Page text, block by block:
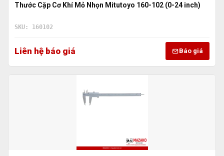
Thước Cặp Cơ Khí Mỏ Nhọn Mitutoyo 160-102 (0-24 inch)
SKU: 160102
Liên hệ báo giá Báo giá